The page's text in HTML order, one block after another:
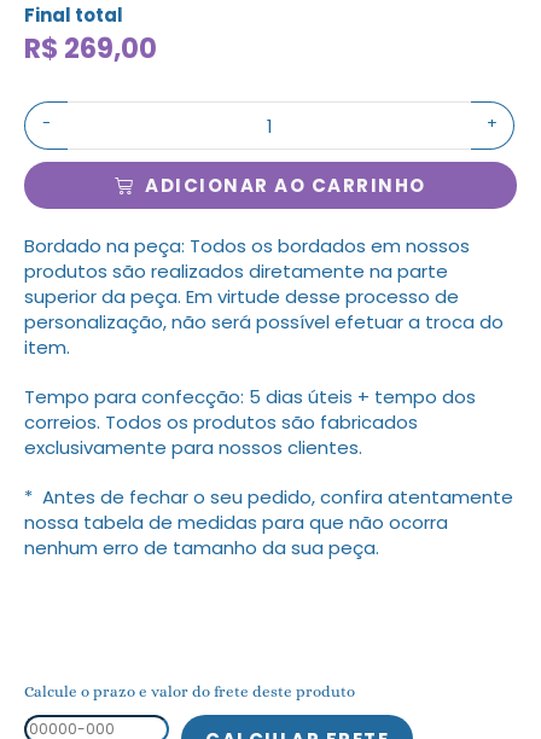
Final total
R$ 269,00
- +
ADICIONAR AO CARRINHO
Bordado na peça: Todos os bordados em nossos
produtos são realizados diretamente na parte
superior da peça. Em virtude desse processo de
personalização, não será possível efetuar a troca do
item.
Tempo para confecção: 5 dias úteis + tempo dos
correios. Todos os produtos são fabricados
exclusivamente para nossos clientes.
* Antes de fechar o seu pedido, confira atentamente
nossa tabela de medidas para que não ocorra
nenhum erro de tamanho da sua peça.
Calcule o prazo e valor do frete deste produto